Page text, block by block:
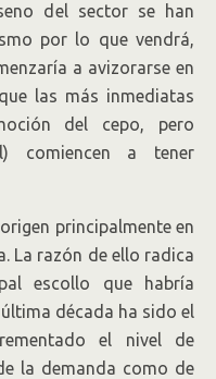
del sector se han
por lo que vendrá,
a avizorarse en
las más inmediatas
del cepo, pero
comiencen a tener
principalmente en
La razón de ello radica
escollo que habría
década ha sido el
el nivel de
la demanda como de